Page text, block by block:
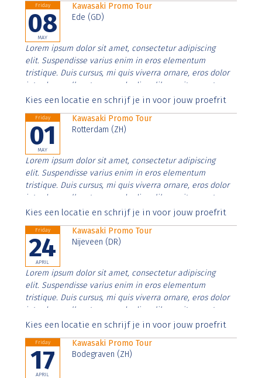
Friday
08
MAY
Kawasaki Promo Tour
Ede (GD)
Lorem ipsum dolor sit amet, consectetur adipiscing
elit. Suspendisse varius enim in eros elementum
tristique. Duis cursus, mi quis viverra ornare, eros dolor
interdum nulla, ut commodo diam libero vitae erat.
Aenean faucibus nibh et justo cursus id rutrum lorem
Kies een locatie en schrijf je in voor jouw proefrit
Friday
01
MAY
Kawasaki Promo Tour
Rotterdam (ZH)
Lorem ipsum dolor sit amet, consectetur adipiscing
elit. Suspendisse varius enim in eros elementum
tristique. Duis cursus, mi quis viverra ornare, eros dolor
interdum nulla, ut commodo diam libero vitae erat.
Aenean faucibus nibh et justo cursus id rutrum lorem
Kies een locatie en schrijf je in voor jouw proefrit
Friday
24
APRIL
Kawasaki Promo Tour
Nijeveen (DR)
Lorem ipsum dolor sit amet, consectetur adipiscing
elit. Suspendisse varius enim in eros elementum
tristique. Duis cursus, mi quis viverra ornare, eros dolor
interdum nulla, ut commodo diam libero vitae erat.
Aenean faucibus nibh et justo cursus id rutrum lorem
Kies een locatie en schrijf je in voor jouw proefrit
Friday
17
APRIL
Kawasaki Promo Tour
Bodegraven (ZH)